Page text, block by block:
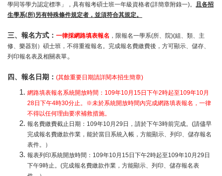
學同等學力認定標準」，具有報考碩士班一年級資格者(詳簡章附錄一)。 且各招
生學系(所)另有特殊條件規定者，並須符合其規定。
三、報名方式： 一律採網路填表報名 ，限報名一學系(所、院)(組、類、主
修、樂器別）碩士班， 不得重複報名。完成報名費繳費後，方可顯示、儲存、
列印報名表及相關表單。
四、報名日期： (其餘重要日期請詳閱本招生簡章)
網路填表報名系統開放時間：109年10月15日下午2時起至109年10月
28日下午4時30分止。※未於系統開放時間內完成網路填表報名，一律
不得以任何理由要求補救措施。
報名費繳費截止日期：109年10月29日，請於下午3時前完成。(請儘早
完成報名費繳款作業，能於當日系統入帳，方能顯示、列印、儲存報名
表件。）
報表列印系統開放時間：109年10月15日下午2時起至109年10月29日
下午9時止。(完成報名費繳款作業，方能顯示、列印、儲存報名表